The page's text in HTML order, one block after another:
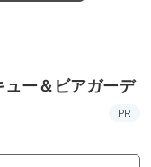
ー＆ビアガーデ
PR